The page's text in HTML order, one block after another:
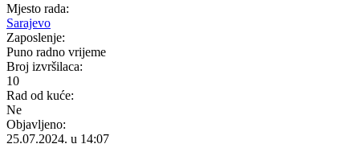
Mjesto rada:
Sarajevo
Zaposlenje:
Puno radno vrijeme
Broj izvršilaca:
10
Rad od kuće:
Ne
Objavljeno:
25.07.2024. u 14:07